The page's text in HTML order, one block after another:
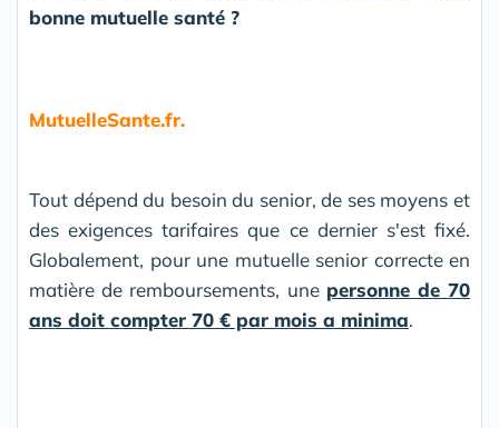
bonne mutuelle santé ?
MutuelleSante.fr.
Tout dépend du besoin du senior, de ses moyens et
des exigences tarifaires que ce dernier s'est fixé.
Globalement, pour une mutuelle senior correcte en
matière de remboursements, une personne de 70
ans doit compter 70 € par mois a minima.